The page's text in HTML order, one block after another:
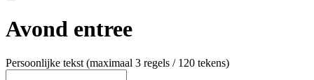
Avond entree
Persoonlijke tekst (maximaal 3 regels / 120 tekens)